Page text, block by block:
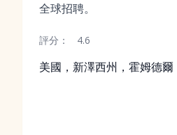
全球招聘。
評分： 4.6
美國，新澤西州，霍姆德爾